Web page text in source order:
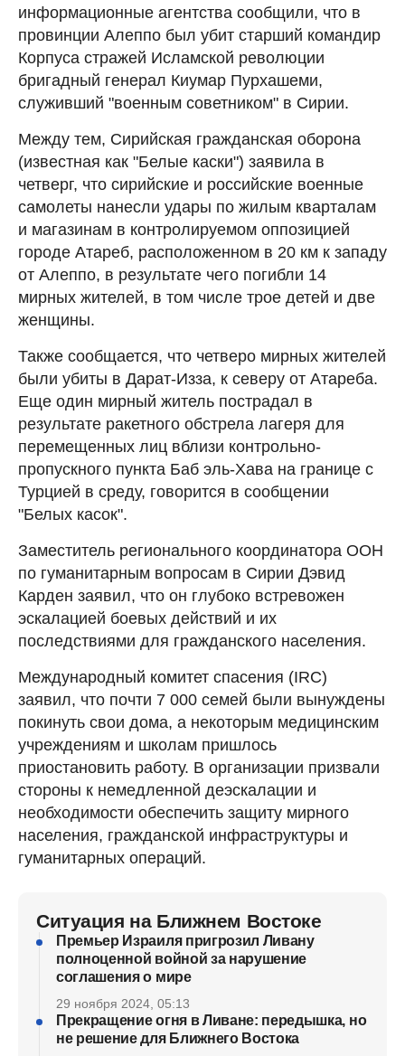
информационные агентства сообщили, что в
провинции Алеппо был убит старший командир
Корпуса стражей Исламской революции
бригадный генерал Киумар Пурхашеми,
служивший "военным советником" в Сирии.
Между тем, Сирийская гражданская оборона
(известная как "Белые каски") заявила в
четверг, что сирийские и российские военные
самолеты нанесли удары по жилым кварталам
и магазинам в контролируемом оппозицией
городе Атареб, расположенном в 20 км к западу
от Алеппо, в результате чего погибли 14
мирных жителей, в том числе трое детей и две
женщины.
Также сообщается, что четверо мирных жителей
были убиты в Дарат-Изза, к северу от Атареба.
Еще один мирный житель пострадал в
результате ракетного обстрела лагеря для
перемещенных лиц вблизи контрольно-
пропускного пункта Баб эль-Хава на границе с
Турцией в среду, говорится в сообщении
"Белых касок".
Заместитель регионального координатора ООН
по гуманитарным вопросам в Сирии Дэвид
Карден заявил, что он глубоко встревожен
эскалацией боевых действий и их
последствиями для гражданского населения.
Международный комитет спасения (IRC)
заявил, что почти 7 000 семей были вынуждены
покинуть свои дома, а некоторым медицинским
учреждениям и школам пришлось
приостановить работу. В организации призвали
стороны к немедленной деэскалации и
необходимости обеспечить защиту мирного
населения, гражданской инфраструктуры и
гуманитарных операций.
Ситуация на Ближнем Востоке
Премьер Израиля пригрозил Ливану
полноценной войной за нарушение
соглашения о мире
29 ноября 2024, 05:13
Прекращение огня в Ливане: передышка, но
не решение для Ближнего Востока